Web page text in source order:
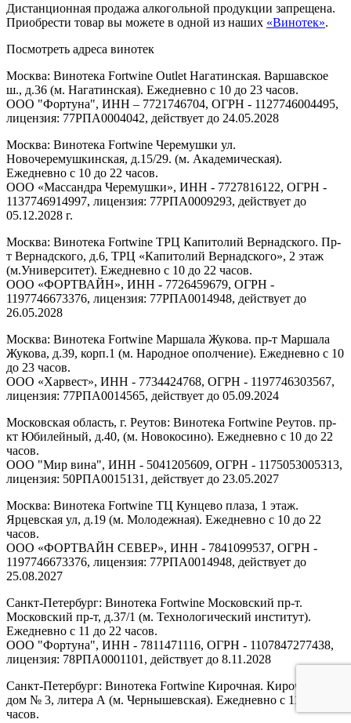
Дистанционная продажа алкогольной продукции запрещена.
Приобрести товар вы можете в одной из наших «Винотек».
Посмотреть адреса винотек
Москва: Винотека Fortwine Outlet Нагатинская. Варшавское
ш., д.36 (м. Нагатинская). Ежедневно с 10 до 23 часов.
ООО "Фортуна", ИНН – 7721746704, ОГРН - 1127746004495,
лицензия: 77РПА0004042, действует до 24.05.2028
Москва: Винотека Fortwine Черемушки ул.
Новочеремушкинская, д.15/29. (м. Академическая).
Ежедневно с 10 до 22 часов.
ООО «Массандра Черемушки», ИНН - 7727816122, ОГРН -
1137746914997, лицензия: 77РПА0009293, действует до
05.12.2028 г.
Москва: Винотека Fortwine ТРЦ Капитолий Вернадского. Пр-
т Вернадского, д.6, ТРЦ «Капитолий Вернадского», 2 этаж
(м.Университет). Ежедневно с 10 до 22 часов.
ООО «ФОРТВАЙН», ИНН - 7726459679, ОГРН -
1197746673376, лицензия: 77РПА0014948, действует до
26.05.2028
Москва: Винотека Fortwine Маршала Жукова. пр-т Маршала
Жукова, д.39, корп.1 (м. Народное ополчение). Ежедневно с 10
до 23 часов.
ООО «Харвест», ИНН - 7734424768, ОГРН - 1197746303567,
лицензия: 77РПА0014565, действует до 05.09.2024
Московская область, г. Реутов: Винотека Fortwine Реутов. пр-
кт Юбилейный, д.40, (м. Новокосино). Ежедневно с 10 до 22
часов.
ООО "Мир вина", ИНН - 5041205609, ОГРН - 1175053005313,
лицензия: 50РПА0015131, действует до 23.05.2027
Москва: Винотека Fortwine ТЦ Кунцево плаза, 1 этаж.
Ярцевская ул, д.19 (м. Молодежная). Ежедневно с 10 до 22
часов.
ООО «ФОРТВАЙН СЕВЕР», ИНН - 7841099537, ОГРН -
1197746673376, лицензия: 77РПА0014948, действует до
25.08.2027
Санкт-Петербург: Винотека Fortwine Московский пр-т.
Московский пр-т, д.37/1 (м. Технологический институт).
Ежедневно с 11 до 22 часов.
ООО "Фортуна", ИНН - 7811471116, ОГРН - 1107847277438,
лицензия: 78РПА0001101, действует до 8.11.2028
Санкт-Петербург: Винотека Fortwine Кирочная. Кирочная ул,
дом № 3, литера А (м. Чернышевская). Ежедневно с 11 до 22
часов.